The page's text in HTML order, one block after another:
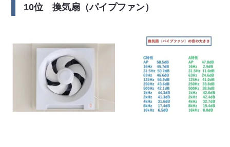
10位 換気扇（パイプファン）